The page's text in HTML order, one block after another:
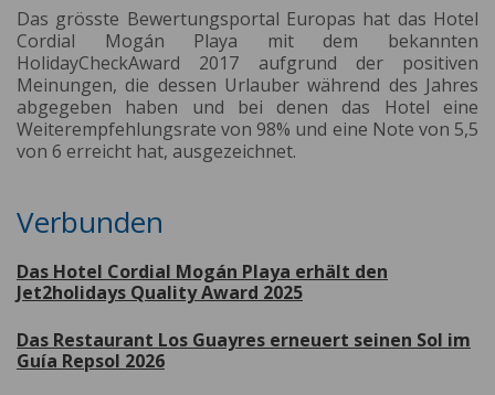
Das grösste Bewertungsportal Europas hat das Hotel
Cordial Mogán Playa mit dem bekannten
HolidayCheckAward 2017 aufgrund der positiven
Meinungen, die dessen Urlauber während des Jahres
abgegeben haben und bei denen das Hotel eine
Weiterempfehlungsrate von 98% und eine Note von 5,5
von 6 erreicht hat, ausgezeichnet.
Verbunden
Das Hotel Cordial Mogán Playa erhält den
Jet2holidays Quality Award 2025
Das Restaurant Los Guayres erneuert seinen Sol im
Guía Repsol 2026